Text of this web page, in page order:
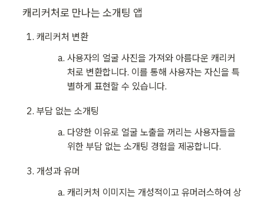
캐리커처로 만나는 소개팅 앱
캐리커처 변환
사용자의 얼굴 사진을 가져와 아름다운 캐리커
처로 변환합니다. 이를 통해 사용자는 자신을 특
별하게 표현할 수 있습니다.
부담 없는 소개팅
다양한 이유로 얼굴 노출을 꺼리는 사용자들을
위한 부담 없는 소개팅 경험을 제공합니다.
개성과 유머
캐리커처 이미지는 개성적이고 유머러스하여 상